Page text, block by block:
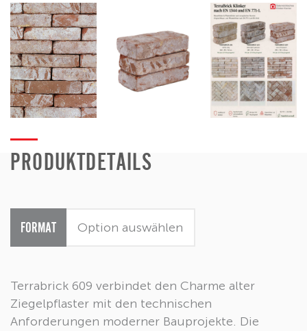
PRODUKTDETAILS
FORMAT
Terrabrick 609 verbindet den Charme alter
Ziegelpflaster mit den technischen
Anforderungen moderner Bauprojekte. Die